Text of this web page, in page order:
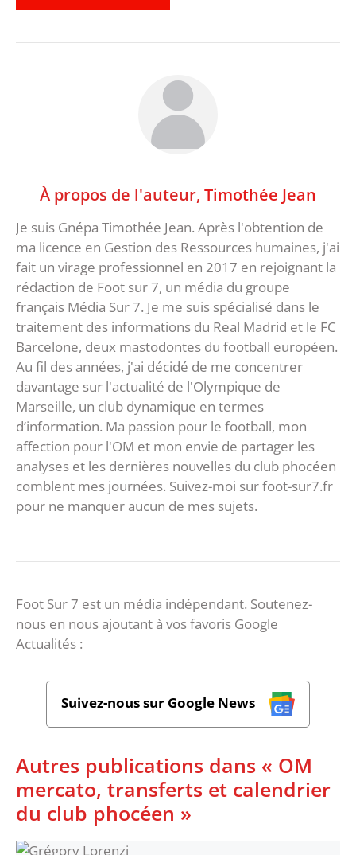
À propos de l'auteur, Timothée Jean
Je suis Gnépa Timothée Jean. Après l'obtention de
ma licence en Gestion des Ressources humaines, j'ai
fait un virage professionnel en 2017 en rejoignant la
rédaction de Foot sur 7, un média du groupe
français Média Sur 7. Je me suis spécialisé dans le
traitement des informations du Real Madrid et le FC
Barcelone, deux mastodontes du football européen.
Au fil des années, j'ai décidé de me concentrer
davantage sur l'actualité de l'Olympique de
Marseille, un club dynamique en termes
d’information. Ma passion pour le football, mon
affection pour l'OM et mon envie de partager les
analyses et les dernières nouvelles du club phocéen
comblent mes journées. Suivez-moi sur foot-sur7.fr
pour ne manquer aucun de mes sujets.
Foot Sur 7 est un média indépendant. Soutenez-
nous en nous ajoutant à vos favoris Google
Actualités :
Suivez-nous sur Google News
Autres publications dans « OM
mercato, transferts et calendrier
du club phocéen »